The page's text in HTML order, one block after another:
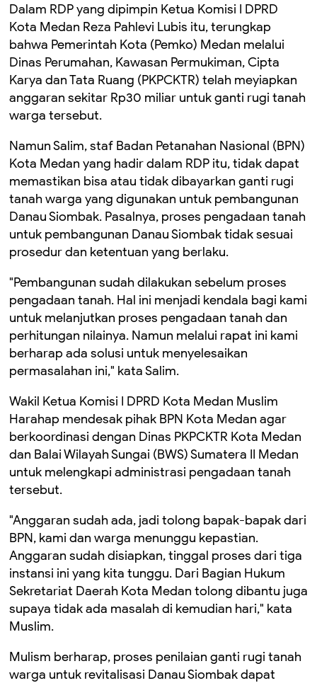
Dalam RDP yang dipimpin Ketua Komisi I DPRD
Kota Medan Reza Pahlevi Lubis itu, terungkap
bahwa Pemerintah Kota (Pemko) Medan melalui
Dinas Perumahan, Kawasan Permukiman, Cipta
Karya dan Tata Ruang (PKPCKTR) telah meyiapkan
anggaran sekitar Rp30 miliar untuk ganti rugi tanah
warga tersebut.
Namun Salim, staf Badan Petanahan Nasional (BPN)
Kota Medan yang hadir dalam RDP itu, tidak dapat
memastikan bisa atau tidak dibayarkan ganti rugi
tanah warga yang digunakan untuk pembangunan
Danau Siombak. Pasalnya, proses pengadaan tanah
untuk pembangunan Danau Siombak tidak sesuai
prosedur dan ketentuan yang berlaku.
"Pembangunan sudah dilakukan sebelum proses
pengadaan tanah. Hal ini menjadi kendala bagi kami
untuk melanjutkan proses pengadaan tanah dan
perhitungan nilainya. Namun melalui rapat ini kami
berharap ada solusi untuk menyelesaikan
permasalahan ini," kata Salim.
Wakil Ketua Komisi I DPRD Kota Medan Muslim
Harahap mendesak pihak BPN Kota Medan agar
berkoordinasi dengan Dinas PKPCKTR Kota Medan
dan Balai Wilayah Sungai (BWS) Sumatera II Medan
untuk melengkapi administrasi pengadaan tanah
tersebut.
"Anggaran sudah ada, jadi tolong bapak-bapak dari
BPN, kami dan warga menunggu kepastian.
Anggaran sudah disiapkan, tinggal proses dari tiga
instansi ini yang kita tunggu. Dari Bagian Hukum
Sekretariat Daerah Kota Medan tolong dibantu juga
supaya tidak ada masalah di kemudian hari," kata
Muslim.
Mulism berharap, proses penilaian ganti rugi tanah
warga untuk revitalisasi Danau Siombak dapat